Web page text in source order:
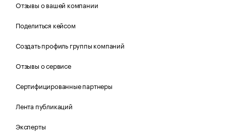
Отзывы о вашей компании
Поделиться кейсом
Создать профиль группы компаний
Отзывы о сервисе
Сертифицированные партнеры
Лента публикаций
Эксперты